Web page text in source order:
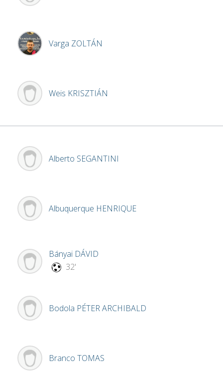
Varga ZOLTÁN
Weis KRISZTIÁN
Alberto SEGANTINI
Albuquerque HENRIQUE
Bányai DÁVID
32'
Bodola PÉTER ARCHIBALD
Branco TOMAS